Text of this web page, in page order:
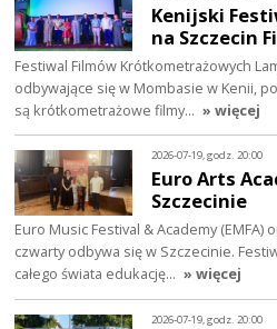
Kenijski
na Szczecin
Festiwal Filmów Krótkometrażowych
odbywające się w Mombasie w Kenii,
są krótkometrażowe filmy… » więcej
2026-07-19, godz. 20:00
Euro Arts
Szczecinie
Euro Music Festival & Academy (EMFA)
czwarty odbywa się w Szczecinie.
całego świata edukację… » więcej
2026-07-19, godz. 20:00